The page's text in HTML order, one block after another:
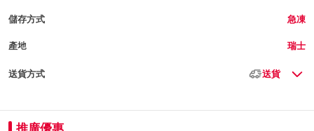
儲存方式 急凍
產地 瑞士
送貨方式 送貨